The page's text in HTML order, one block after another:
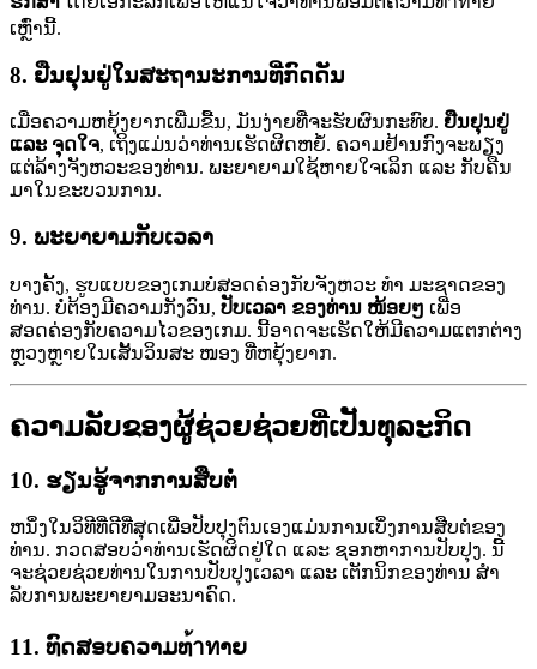
ເຫຼົ່ານີ້.
8. ຢືນຢຸນຢູ່ໃນສະຖານະການທີ່ກົດດັນ
ເມື່ອຄວາມຫຍຸ້ງຍາກເພີ່ມຂື້ນ, ມັນງ່າຍທີ່ຈະຮັບຜົນກະທົບ. ຢືນຢຸນຢູ່
ແລະ ຈຸດໃຈ, ເຖິງແມ່ນວ່າທ່ານເຮັດຜິດຫຍໍ້. ຄວາມຢ້ານກົງຈະພຽງ
ແຕ່ລ້າງຈັງຫວະຂອງທ່ານ. ພະຍາຍາມໃຊ້ຫາຍໃຈເລິກ ແລະ ກັບຄືນ
ມາໃນຂະບວນການ.
9. ພະຍາຍາມກັບເວລາ
ບາງຄັ້ງ, ຮູບແບບຂອງເກມບໍ່ສອດຄ່ອງກັບຈັງຫວະ ທຳ ມະຊາດຂອງ
ທ່ານ. ບໍ່ຕ້ອງມີຄວາມກັງວົນ, ປັບເວລາ ຂອງທ່ານ ໜ້ອຍໆ ເພື່ອ
ສອດຄ່ອງກັບຄວາມໄວຂອງເກມ. ນີ້ອາດຈະເຮັດໃຫ້ມີຄວາມແຕກຕ່າງ
ຫຼວງຫຼາຍໃນເສັ້ນວິນສະ ໜອງ ທີ່ຫຍຸ້ງຍາກ.
ຄວາມລັບຂອງຜູ້ຊ່ວຍຊ່ວຍທີ່ເປັນທຸລະກິດ
10. ຮຽນຮູ້ຈາກການສືບຕໍ່
ຫນຶ່ງໃນວິທີທີ່ດີທີ່ສຸດເພື່ອປັບປຸງຕົນເອງແມ່ນການເບິ່ງການສືບຕໍ່ຂອງ
ທ່ານ. ກວດສອບວ່າທ່ານເຮັດຜິດຢູ່ໃດ ແລະ ຊອກຫາການປັບປຸງ. ນີ້
ຈະຊ່ວຍຊ່ວຍທ່ານໃນການປັບປຸງເວລາ ແລະ ເຕັກນິກຂອງທ່ານ ສຳ
ລັບການພະຍາຍາມອະນາຄົດ.
11. ທົດສອບຄວາມທ้าทາຍ